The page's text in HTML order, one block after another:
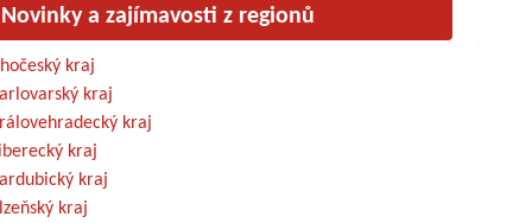
Novinky a zajímavosti z regionů
kraj
kraj
kraj
kraj
kraj
kraj